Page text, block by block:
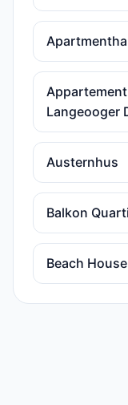
Langeooger
Austernhus
Balkon
Beach